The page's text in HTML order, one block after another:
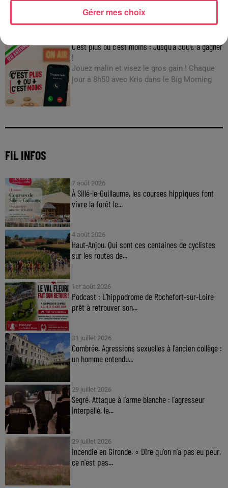
C'est plus ou c'est moins : Jusqu'à 300€ à gagner
!
Jouez malin et visez le gros gain ! Chaque
jour à 8h50 avec Kris dans le Big Morning
FIL INFOS
7 août 2026
À Sillé-le-Guillaume, les courses hippiques font
vivre la forêt le...
4 août 2026
Haut-Anjou. Qui sont ces centaines de cyclistes
sur les routes de...
1er août 2026
Podcast : L’hippodrome de Rochefort-sur-Loire
prêt à retrouver son...
31 juillet 2026
Combrée. Agressions sexuelles à l'ancien collège :
un homme entendu...
29 juillet 2026
Segré. Attaque à l'arme blanche : l'agresseur
interpellé, le...
29 juillet 2026
Incendie en Gironde. « Dire qu'on n'a pas eu peur,
ce n'est pas...
Gérer mes choix